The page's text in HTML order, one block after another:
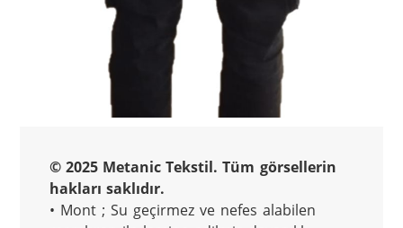
© 2025 Metanic Tekstil. Tüm görsellerin
hakları saklıdır.
• Mont ; Su geçirmez ve nefes alabilen